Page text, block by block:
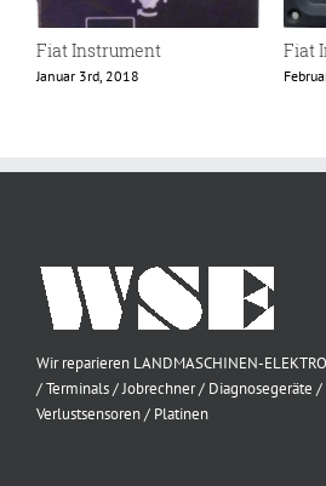
Fiat Instrument
Januar 3rd, 2018
Fiat
Wir reparieren LANDMASCHINEN-
/ Terminals / Jobrechner / Diagnosegeräte
Verlustsensoren / Platinen